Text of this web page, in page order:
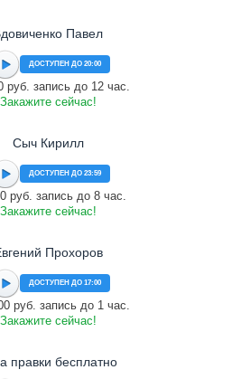
Павел
ДОСТУПЕН ДО 20:00
руб. запись до 12 час.
Закажите сейчас!
Сыч Кирилл
ДОСТУПЕН ДО 23:59
руб. запись до 8 час.
Закажите сейчас!
Прохоров
ДОСТУПЕН ДО 17:00
руб. запись до 1 час.
Закажите сейчас!
правки бесплатно